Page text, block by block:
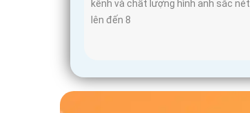
kênh và chất lượng hình ảnh sắc nét
lên đến 8